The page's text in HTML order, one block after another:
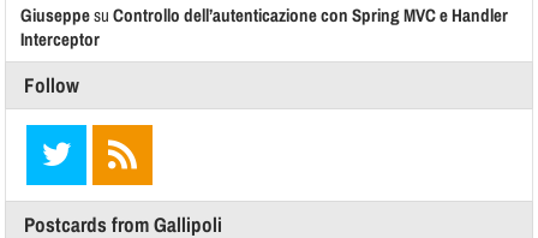
GiuseppesuControllo dell’autenticazione con Spring MVC e Handler
Interceptor
Follow
Postcards from Gallipoli